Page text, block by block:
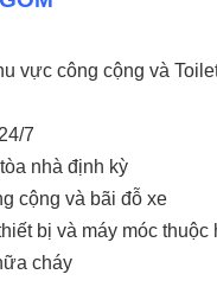
vực công cộng và
7
nhà định kỳ
cộng và bãi đỗ xe
bị và máy móc thuộc
cháy